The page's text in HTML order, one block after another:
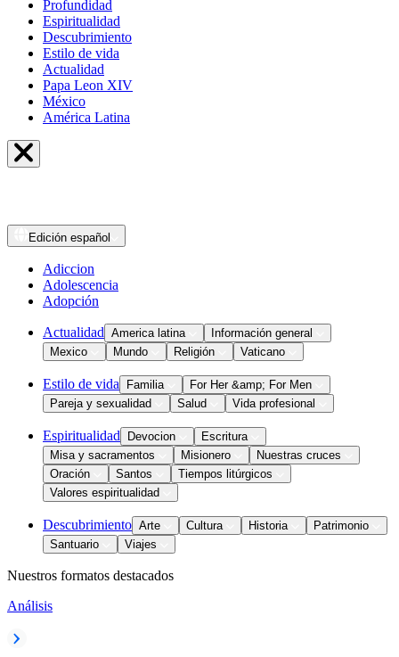
Profundidad
Espiritualidad
Descubrimiento
Estilo de vida
Actualidad
Papa Leon XIV
México
América Latina
Edición español
Adiccion
Adolescencia
Adopción
Actualidad America latina
Información general
Mexico
Mundo Religión Vaticano
Estilo de vida Familia
For Her &amp; For Men
Pareja y sexualidad
Salud Vida profesional
Espiritualidad Devocion
Escritura
Misa y sacramentos
Misionero
Nuestras cruces
Oración
Santos
Tiempos litúrgicos
Valores espiritualidad
Descubrimiento Arte Cultura Historia
Patrimonio
Santuario
Viajes
Nuestros formatos destacados
Análisis